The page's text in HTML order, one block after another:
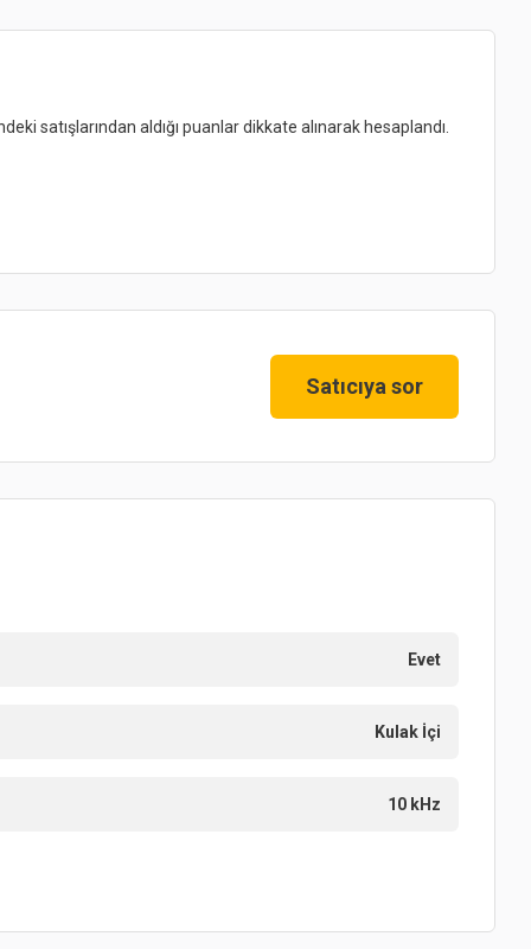
satışlarından aldığı puanlar dikkate alınarak hesaplandı.
Satıcıya sor
Evet
Kulak İçi
10 kHz